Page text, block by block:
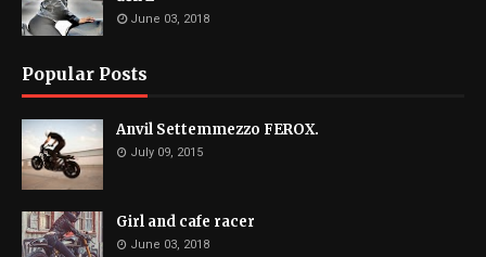
June 03, 2018
Popular Posts
Anvil Settemmezzo FEROX.
July 09, 2015
Girl and cafe racer
June 03, 2018